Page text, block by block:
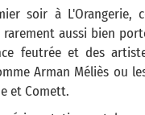
soir à L'Orangerie,
aussi bien
feutrée et des
Arman Méliès ou
et Comett.